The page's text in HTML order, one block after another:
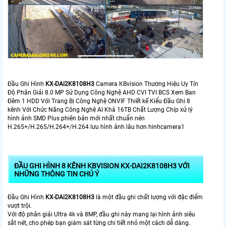
Đầu Ghi Hình KX-DAi2K8108H3 Camera KBvision Thương Hiệu Uy Tín
Độ Phân Giải 8.0 MP Sử Dụng Công Nghệ AHD CVI TVI BCS Xem Ban
Đêm 1 HDD Với Trang Bị Công Nghệ ONVIF Thiết kế Kiểu Đầu Ghi 8
kênh Với Chức Năng Công Nghệ AI Khả 16TB Chất Lượng Chíp xử lý
hình ảnh SMD Plus phiên bản mới nhất chuẩn nén
H.265+/H.265/H.264+/H.264 lưu hình ảnh lâu hơn hinhcamera1
ĐẦU GHI HÌNH 8 KÊNH KBVISION KX-DAI2K8108H3 VỚI
NHỮNG THÔNG TIN CHÚ Ý
Đầu Ghi Hình KX-DAi2K8108H3 là một đầu ghi chất lượng với đặc điểm
vượt trội.
Với độ phân giải Ultra 4k và 8MP, đầu ghi này mang lại hình ảnh siêu
sắt nét, cho phép bạn giám sát từng chi tiết nhỏ một cách dễ dàng.